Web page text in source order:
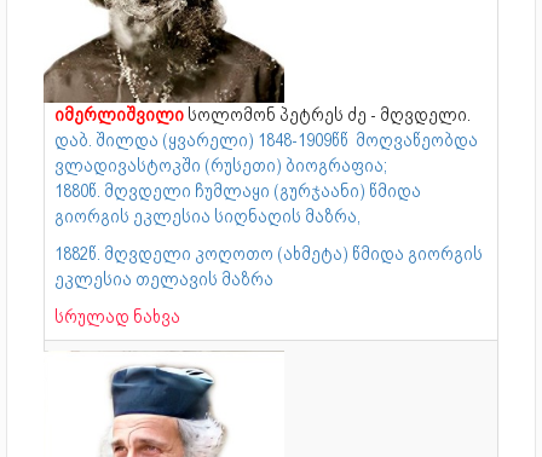
იმერლიშვილი სოლომონ პეტრეს ძე - მღვდელი.
დაბ. შილდა (ყვარელი) 1848-1909წწ მოღვაწეობდა
ვლადივასტოკში (რუსეთი) ბიოგრაფია;
1880წ. მღვდელი ჩუმლაყი (გურჯაანი) წმიდა
გიორგის ეკლესია სიღნაღის მაზრა,
1882წ. მღვდელი კოღოთო (ახმეტა) წმიდა გიორგის
ეკლესია თელავის მაზრა
სრულად ნახვა